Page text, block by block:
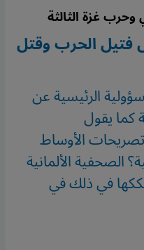
غزة الثالثة
الحرب وقتل
الرئيسية عن
كما يقول
تصريحات الأوساط
الصحفية الألمانية
في ذلك في